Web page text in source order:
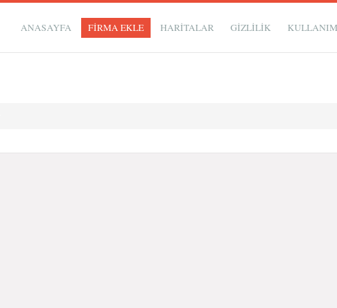
ANASAYFA FİRMA EKLE HARİTALAR GIZLILIK